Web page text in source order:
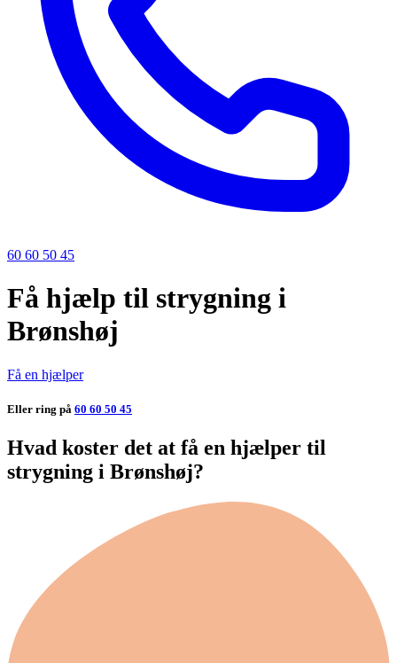
60 60 50 45
Få hjælp til strygning i
Brønshøj
Få en hjælper
Eller ring på 60 60 50 45
Hvad koster det at få en hjælper til
strygning i Brønshøj?